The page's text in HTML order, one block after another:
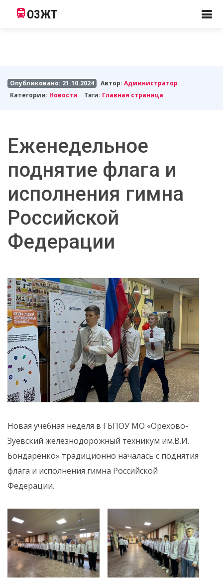
ОЗЖТ
Опубликовано: 21.10.2024 Автор:Администратор
Категории: Новости Тэги: Главная страница
Еженедельное
поднятие флага и
исполнения гимна
Российской
Федерации
Новая учебная неделя в ГБПОУ МО «Орехово-
Зуевский железнодорожный техникум им.В.И.
Бондаренко» традиционно началась с поднятия
флага и исполнения гимна Российской
Федерации.